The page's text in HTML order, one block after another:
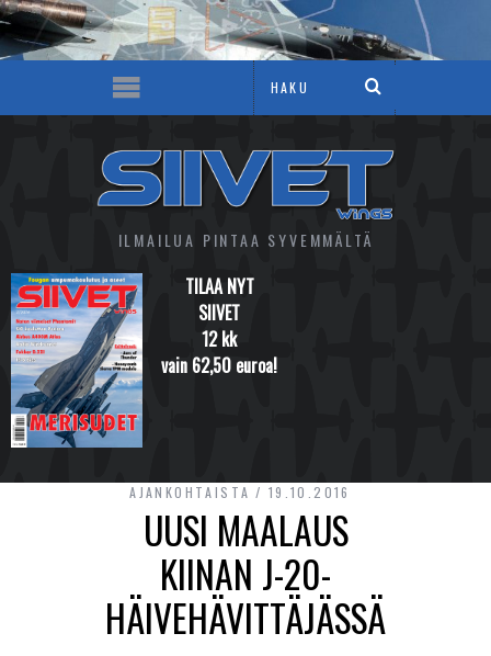
ILMAILUA PINTAA SYVEMMÄLTÄ
TILAA NYT
SIIVET
12 kk
vain 62,50 euroa!
AJANKOHTAISTA 19.10.2016
UUSI MAALAUS
KIINAN J-20-
HÄIVEHÄVITTÄJÄSSÄ